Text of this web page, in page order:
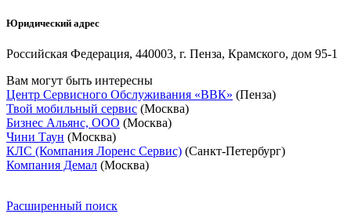
Юридический адрес
Российская Федерация, 440003, г. Пенза, Крамского, дом 95-1
Вам могут быть интересны
Центр Сервисного Обслуживания «ВВК» (Пенза)
Твой мобильный сервис (Москва)
Бизнес Альянс, ООО (Москва)
Чини Таун (Москва)
КЛС (Компания Лоренс Сервис) (Санкт-Петербург)
Компания Демал (Москва)
Расширенный поиск